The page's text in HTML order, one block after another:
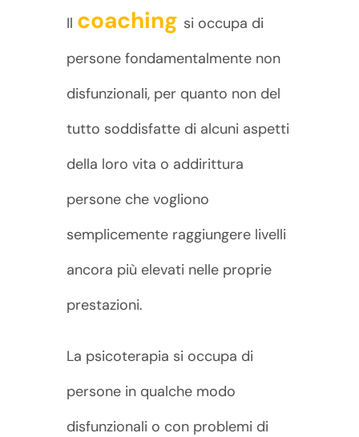
Il coaching si occupa di
persone fondamentalmente non
disfunzionali, per quanto non del
tutto soddisfatte di alcuni aspetti
della loro vita o addirittura
persone che vogliono
semplicemente raggiungere livelli
ancora più elevati nelle proprie
prestazioni.
La psicoterapia si occupa di
persone in qualche modo
disfunzionali o con problemi di